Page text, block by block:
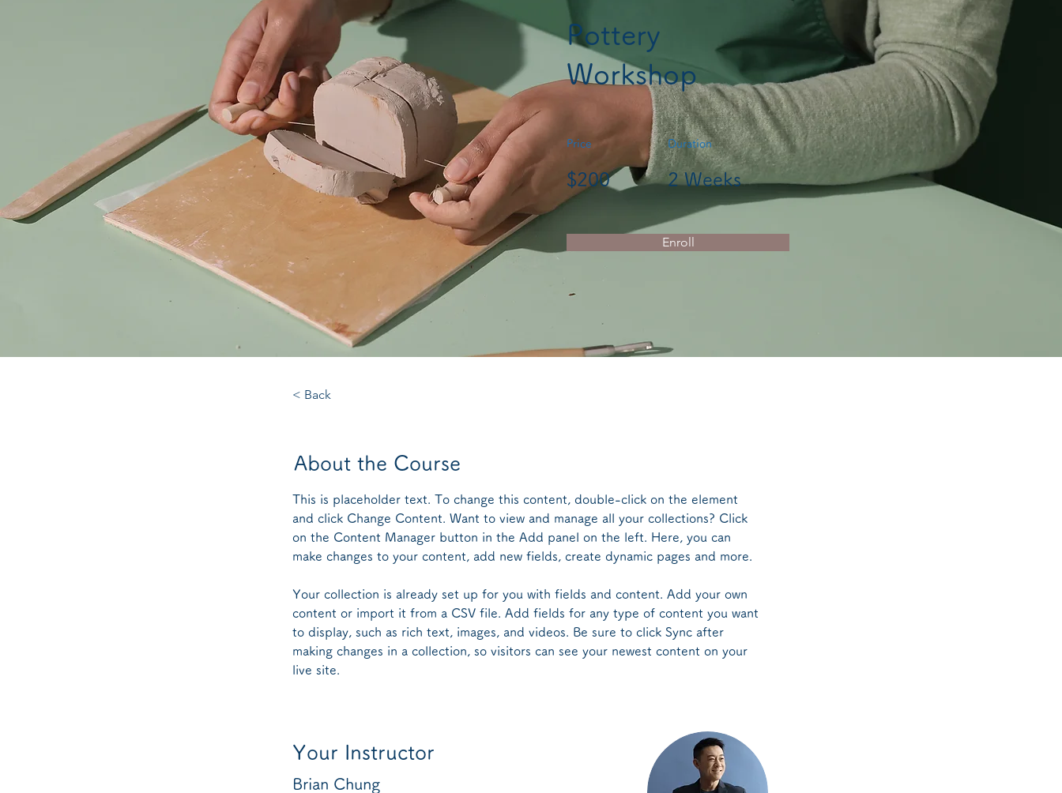
Pottery
Workshop
Price
$200
Duration
2 Weeks
Enroll
< Back
About the Course
This is placeholder text. To change this content, double-click on the element
and click Change Content. Want to view and manage all your collections? Click
on the Content Manager button in the Add panel on the left. Here, you can
make changes to your content, add new fields, create dynamic pages and more.
Your collection is already set up for you with fields and content. Add your own
content or import it from a CSV file. Add fields for any type of content you want
to display, such as rich text, images, and videos. Be sure to click Sync after
making changes in a collection, so visitors can see your newest content on your
live site.
Your Instructor
Brian Chung